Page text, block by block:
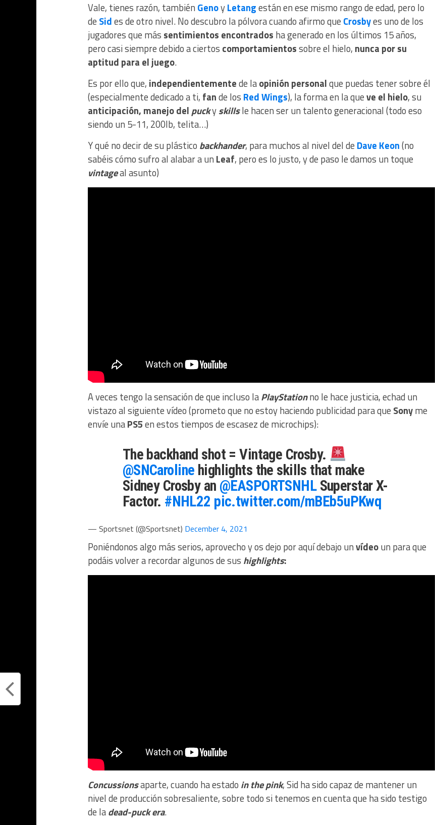
Vale, tienes razón, también GenoyLetangestán en ese mismo rango de edad, pero lo
de Sides de otro nivel. No descubro la pólvora cuando afirmo que Crosbyes uno de los
jugadores que más sentimientos encontrados ha generado en los últimos 15 años,
pero casi siempre debido a ciertos comportamientossobre el hielo, nunca por su
aptitud para el juego.
Es por ello que, independientementede laopinión personalque puedas tener sobre él
(especialmente dedicado a ti, fande los Red Wings), la forma en la queve el hielo, su
anticipación, manejo del puckyskillsle hacen ser un talento generacional (todo eso
siendo un 5-11, 200lb, telita…)
Y qué no decir de su plástico backhander, para muchos al nivel del de Dave Keon(no
sabéis cómo sufro al alabar a un Leaf, pero es lo justo, y de paso le damos un toque
vintageal asunto)
A veces tengo la sensación de que incluso laPlayStationno le hace justicia, echad un
vistazo al siguiente vídeo (prometo que no estoy haciendo publicidad para que Sonyme
envíe unaPS5en estos tiempos de escasez de microchips):
The backhand shot = Vintage Crosby.
@SNCaroline highlights the skills that make
Sidney Crosby an @EASPORTSNHLSuperstar X-
Factor. #NHL22 pic.twitter.com/mBEb5uPKwq
— Sportsnet (@Sportsnet) December 4, 2021
Poniéndonos algo más serios, aprovecho y os dejo por aquí debajo unvídeoun para que
podáis volver a recordar algunos de sus highlights:
Concussionsaparte, cuando ha estado in the pink, Sid ha sido capaz de mantener un
nivel de producción sobresaliente, sobre todo si tenemos en cuenta que ha sido testigo
de ladead-puck era.